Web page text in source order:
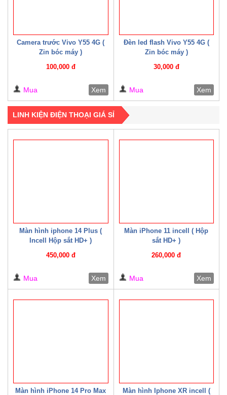
Camera trước Vivo Y55 4G (
Zin bóc máy )
100,000 đ
Mua Xem
Đèn led flash Vivo Y55 4G (
Zin bóc máy )
30,000 đ
Mua Xem
LINH KIỆN ĐIỆN THOẠI GIÁ SỈ
Màn hình iphone 14 Plus (
Incell Hộp sắt HD+ )
450,000 đ
Mua Xem
Màn iPhone 11 incell ( Hộp
sắt HD+ )
260,000 đ
Mua Xem
Màn hình iPhone 14 Pro Max
Màn hình Iphone XR incell (